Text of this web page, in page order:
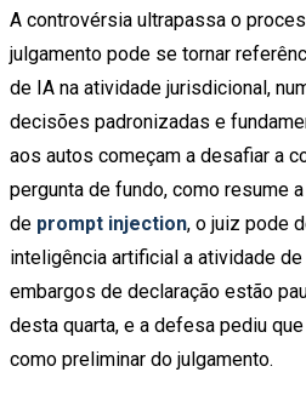
A controvérsia ultrapassa o
julgamento pode se tornar
de IA na atividade jurisdicional,
decisões padronizadas e
aos autos começam a desafiar a
pergunta de fundo, como resume
de prompt injection, o juiz pode
inteligência artificial a atividade
embargos de declaração estão
desta quarta, e a defesa pediu
como preliminar do julgamento.